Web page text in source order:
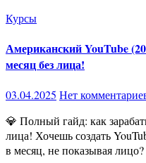
Курсы
Американский YouTube
месяц без лица!
03.04.2025 Нет
💎 Полный гайд: как зарабатывать от $1000 на YouTube без
лица! Хочешь создать
в месяц, не показывая